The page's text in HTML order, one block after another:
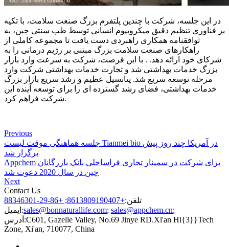
در این جلسه، شرکت با چندین پلتفرم بزرگ صنعت سلامت، با تکیه
بر فناوری تنظیم دقیق میکروبیوم انسانی توسط طب سنتی چین، به
توافقنامه همکاری راهبردی دست یافت تا مجموعه کاملی از
راهکارهای صنعت سلامت بزرگ مبتنی بر رژیم درمانی را به
شرکای خود ارائه دهد. . با این فرصت، شرکت به سرعت وارد بازار
بزرگ خدمات بهداشتی شد و تجارت خدمات بهداشتی شرکت وارد
مرحله توسعه سریع شد. پتانسیل عظیم و رشد سریع بازار بزرگ
خدمات بهداشتی، فضای رشد گسترده ای را برای توسعه آینده این
شرکت فراهم کرد.
Previous
جلسه هماهنگی موقت لیست Tianmei bio در آمریکا چند روز پیش
برگزار شد
Appchem برای شرکت در سمینار تجاری فراساحلی بانک بازرگانان
چین در سال 2020 دعوت شد
Next
Contact Us
تلفن:+8613809190407; +86-29-88346301
ایمیل:sales@bonnaturallife.com; sales@appchem.cn;
آدرس:C601, Gazelle Valley, No.69 Jinye RD.Xi'an Hi{3}}Tech
Zone, Xi'an, 710077, China